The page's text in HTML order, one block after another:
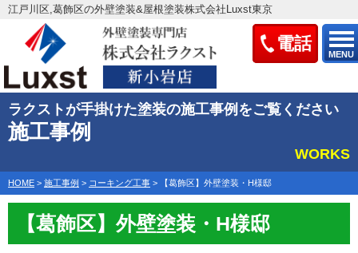
電話
MENU
江戸川区,葛飾区の外壁塗装&屋根塗装株式会社Luxst東京
ラクストが手掛けた塗装の施工事例をご覧ください
施工事例
WORKS
HOME > 施工事例 > コーキング工事 > 【葛飾区】外壁塗装・H様邸
【葛飾区】外壁塗装・H様邸